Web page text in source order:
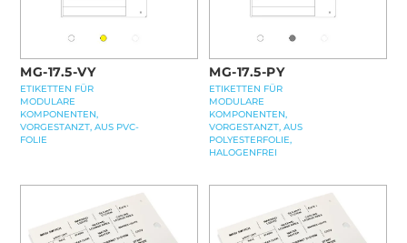
MG-17.5-VY
ETIKETTEN FÜR
MODULARE
KOMPONENTEN,
VORGESTANZT, AUS PVC-
FOLIE
MG-17.5-PY
ETIKETTEN FÜR
MODULARE
KOMPONENTEN,
VORGESTANZT, AUS
POLYESTERFOLIE,
HALOGENFREI